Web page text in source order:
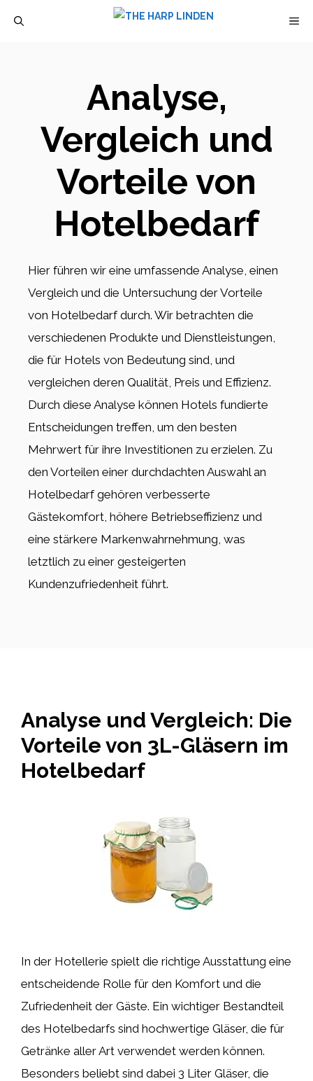
Analyse,
Vergleich und
Vorteile von
Hotelbedarf
Hier führen wir eine umfassende Analyse, einen
Vergleich und die Untersuchung der Vorteile
von Hotelbedarf durch. Wir betrachten die
verschiedenen Produkte und Dienstleistungen,
die für Hotels von Bedeutung sind, und
vergleichen deren Qualität, Preis und Effizienz.
Durch diese Analyse können Hotels fundierte
Entscheidungen treffen, um den besten
Mehrwert für ihre Investitionen zu erzielen. Zu
den Vorteilen einer durchdachten Auswahl an
Hotelbedarf gehören verbesserte
Gästekomfort, höhere Betriebseffizienz und
eine stärkere Markenwahrnehmung, was
letztlich zu einer gesteigerten
Kundenzufriedenheit führt.
Analyse und Vergleich: Die
Vorteile von 3L-Gläsern im
Hotelbedarf
In der Hotellerie spielt die richtige Ausstattung eine
entscheidende Rolle für den Komfort und die
Zufriedenheit der Gäste. Ein wichtiger Bestandteil
des Hotelbedarfs sind hochwertige Gläser, die für
Getränke aller Art verwendet werden können.
Besonders beliebt sind dabei 3 Liter Gläser, die